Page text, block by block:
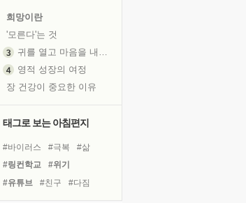
희망이란
'모른다'는 것
귀를 열고 마음을 내어주고
영적 성장의 여정
장 건강이 중요한 이유
흙이 된 몸으로 출근하는 여자
태그로 보는 아침편지
#바이러스 #극복
#삶
#링컨학교
#위기
#유튜브
#친구
#다짐